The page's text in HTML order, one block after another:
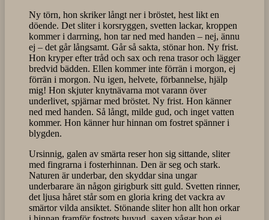
Ny törn, hon skriker långt ner i bröstet, hest likt en
döende. Det sliter i korsryggen, svetten lackar, kroppen
kommer i darrning, hon tar ned med handen – nej, ännu
ej – det går långsamt. Går så sakta, stönar hon. Ny frist.
Hon kryper efter tråd och sax och rena trasor och lägger
bredvid bädden. Ellen kommer inte förrän i morgon, ej
förrän i morgon. Nu igen, helvete, förbannelse, hjälp
mig! Hon skjuter knytnävarna mot varann över
underlivet, spjärnar med bröstet. Ny frist. Hon känner
ned med handen. Så långt, milde gud, och inget vatten
kommer. Hon känner hur hinnan om fostret spänner i
blygden.
Ursinnig, galen av smärta reser hon sig sittande, sliter
med fingrarna i fosterhinnan. Den är seg och stark.
Naturen är underbar, den skyddar sina ungar
underbarare än någon girigburk sitt guld. Svetten rinner,
det ljusa håret står som en gloria kring det vackra av
smärtor vilda ansiktet. Stönande sliter hon allt hon orkar